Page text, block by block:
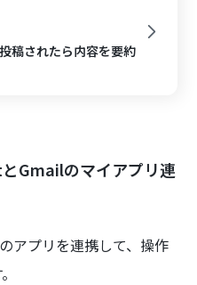
稿されたら内容を要約
Gmailのマイアプリ連
アプリを連携して、操作